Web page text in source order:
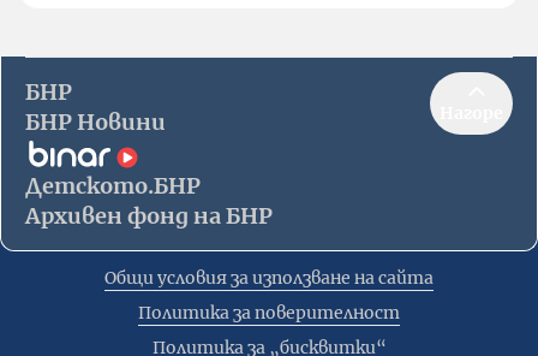
БНР
БНР Новини
Детското.БНР
Архивен фонд на БНР
Общи условия за използване на сайта
Политика за поверителност
Политика за „бисквитки“